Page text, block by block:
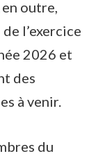
outre,
l’exercice
2026 et
des
à venir.
du